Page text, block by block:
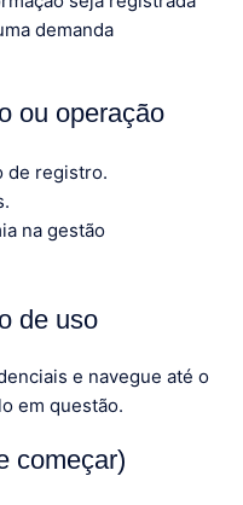
demanda
ou operação
de registro.
na gestão
de uso
e navegue até o
em questão.
começar)